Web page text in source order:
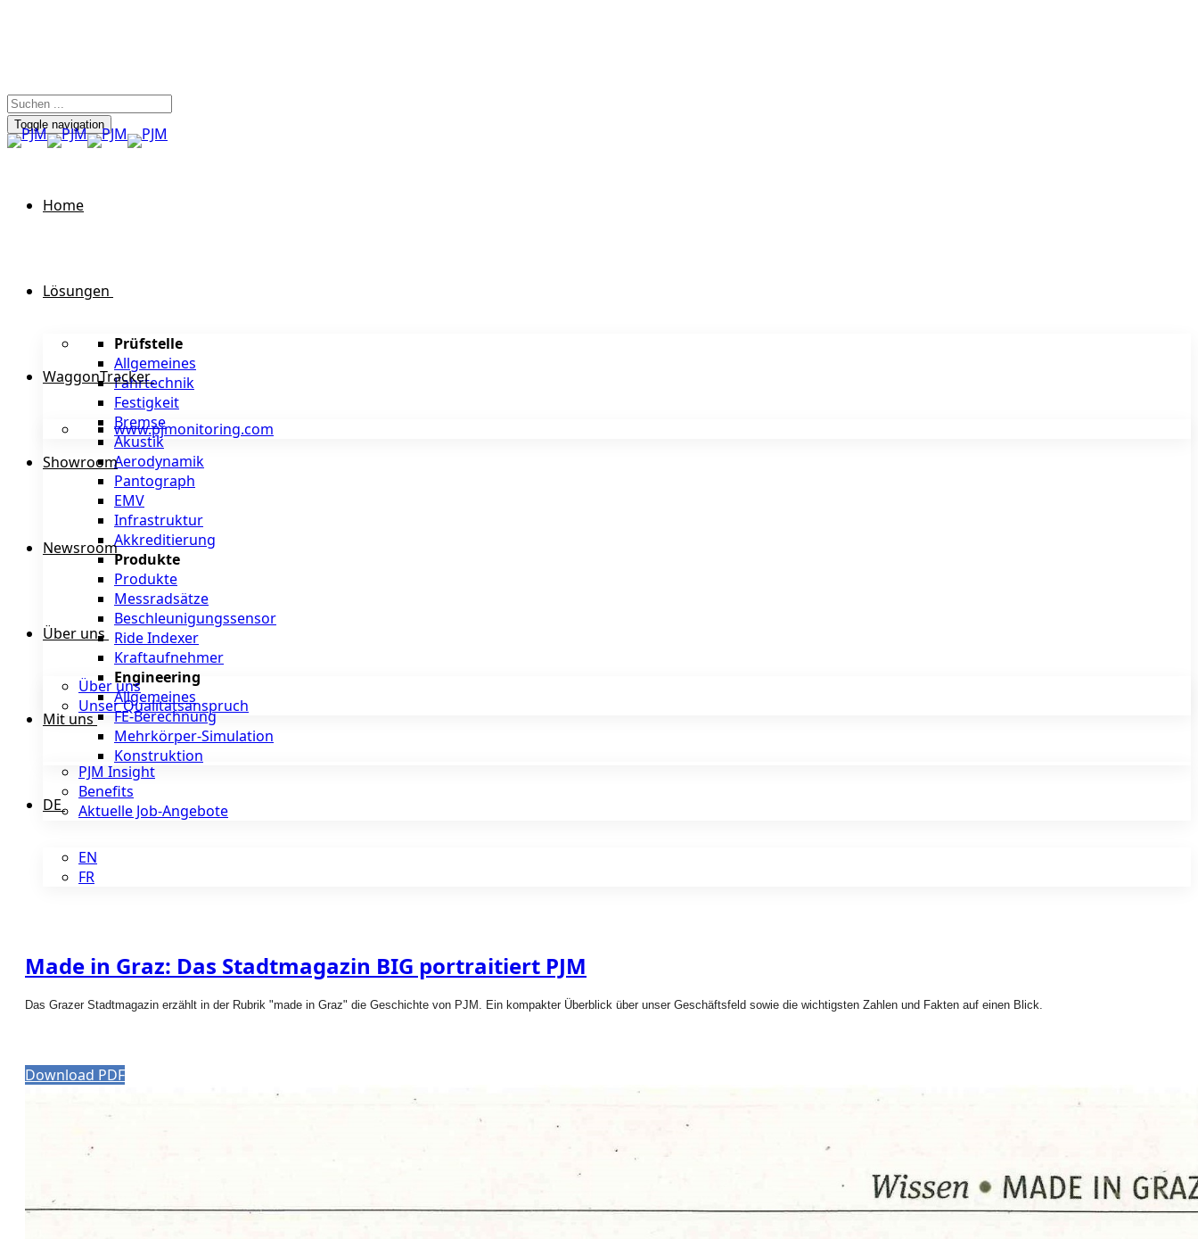
Toggle navigation
Home
Lösungen
Prüfstelle
Allgemeines
Fahrtechnik
Festigkeit
Bremse
Akustik
Aerodynamik
Pantograph
EMV
Infrastruktur
Akkreditierung
Produkte
Produkte
Messradsätze
Beschleunigungssensor
Ride Indexer
Kraftaufnehmer
Engineering
Allgemeines
FE-Berechnung
Mehrkörper-Simulation
Konstruktion
WaggonTracker
www.pjmonitoring.com
Showroom
Newsroom
Über uns
Über uns
Unser Qualitätsanspruch
Mit uns
PJM Insight
Benefits
Aktuelle Job-Angebote
DE
EN
FR
Made in Graz: Das Stadtmagazin BIG portraitiert PJM
Das Grazer Stadtmagazin erzählt in der Rubrik "made in Graz" die Geschichte von PJM. Ein kompakter Überblick über unser Geschäftsfeld sowie die wichtigsten Zahlen und Fakten auf einen Blick.
Download PDF